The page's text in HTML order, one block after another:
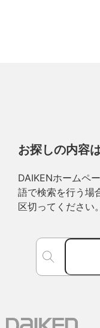
お探しの内容
DAIKENホームペ
語で検索を行う場
区切ってください。